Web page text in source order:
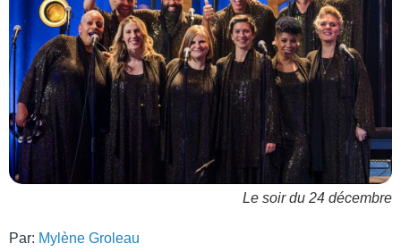
Le soir du 24 décembre
Par: Mylène Groleau